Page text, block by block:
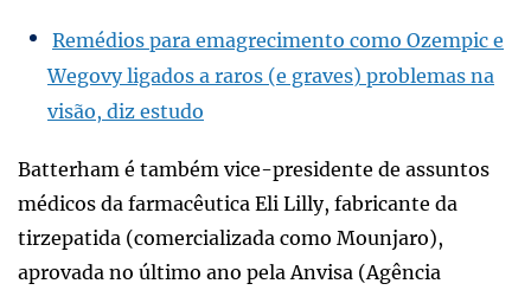
Remédios para emagrecimento como Ozempic e
Wegovy ligados a raros (e graves) problemas na
visão, diz estudo
Batterham é também vice-presidente de assuntos
médicos da farmacêutica Eli Lilly, fabricante da
tirzepatida (comercializada como Mounjaro),
aprovada no último ano pela Anvisa (Agência